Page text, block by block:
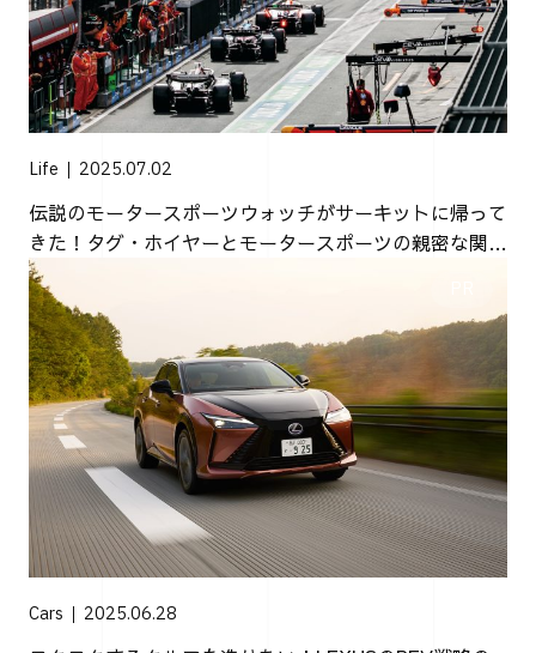
Life 2025.07.02
伝説のモータースポーツウォッチがサーキットに帰って
きた！タグ・ホイヤーとモータースポーツの親密な関係
【PR】
Cars 2025.06.28